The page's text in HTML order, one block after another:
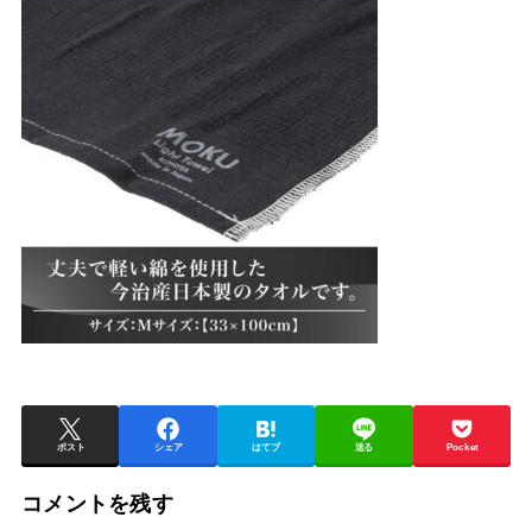
ポスト シェア はてブ 送る Pocket
コメントを残す